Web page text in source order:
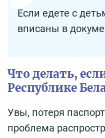
Если едете с
вписаны в
Что делать,
Республике
Увы, потеря
проблема